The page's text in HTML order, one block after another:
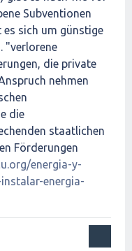
Subventionen
es sich um günstige
"verlorene
die private
nehmen
die
staatlichen
Förderungen
energia-y-
energia-